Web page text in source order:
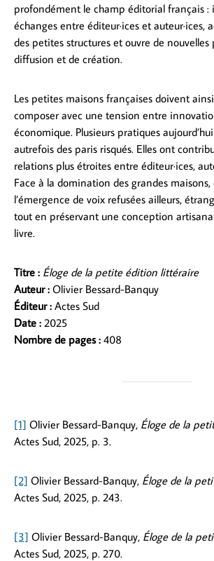
profondément le champ éditorial français :
échanges entre éditeur·ices et auteur·ices,
des petites structures et ouvre de nouvelles
diffusion et de création.
Les petites maisons françaises doivent
composer avec une tension entre
économique. Plusieurs pratiques
autrefois des paris risqués. Elles ont
relations plus étroites entre éditeur·ices,
Face à la domination des grandes
l’émergence de voix refusées ailleurs,
tout en préservant une conception
livre.
Titre : Éloge de la petite édition littéraire
Auteur : Olivier Bessard-Banquy
Éditeur : Actes Sud
Date : 2025
Nombre de pages : 408
[1] Olivier Bessard-Banquy, Éloge de la
Actes Sud, 2025, p. 3.
[2] Olivier Bessard-Banquy, Éloge de la
Actes Sud, 2025, p. 243.
[3] Olivier Bessard-Banquy, Éloge de la
Actes Sud, 2025, p. 270.